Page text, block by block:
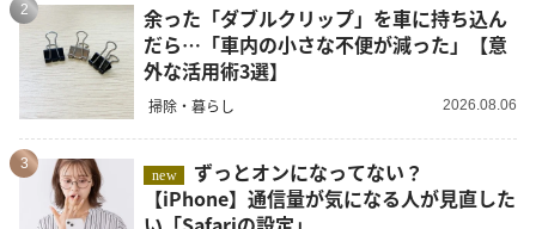
2
余った「ダブルクリップ」を車に持ち込ん
だら…「車内の小さな不便が減った」【意
外な活用術3選】
掃除・暮らし 2026.08.06
3
new
【iPhone】通信量が気になる人が見直した